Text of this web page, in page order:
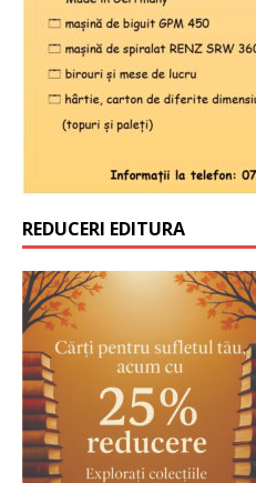
REDUCERI EDITURA